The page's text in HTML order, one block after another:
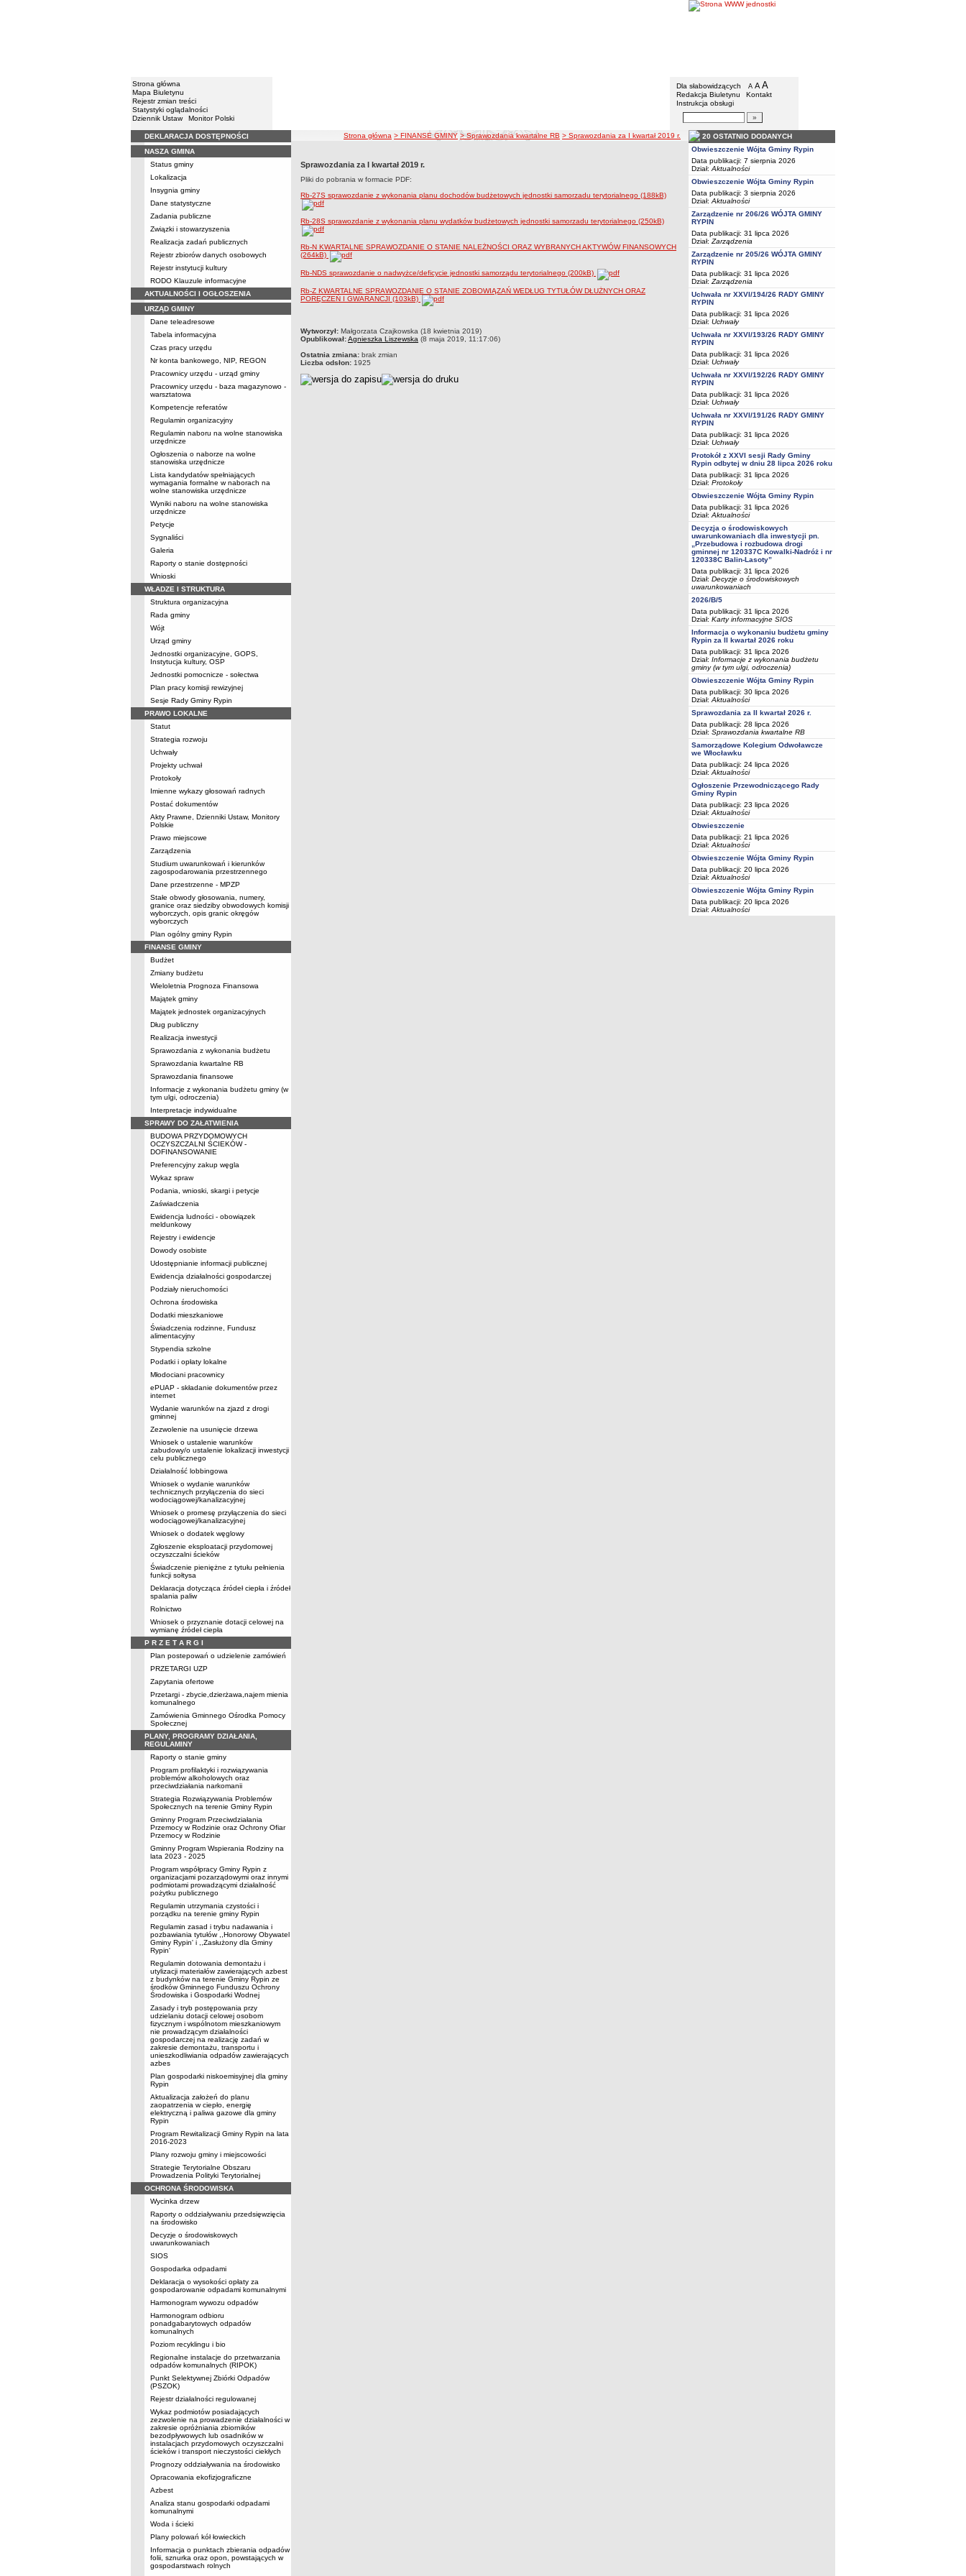
Strona główna
Mapa Biuletynu
Rejestr zmian treści
Statystyki oglądalności
Dziennik Ustaw
Monitor Polski
Gmina Rypin
Menu dodatkowe
Dla słabowidzących A pomniejsz czcionkę
A standardowy rozmiar czcionki
A
Redakcja Biuletynu
Kontakt
Instrukcja obsługi
Wyszukiwarka artykułów
Menu
DEKLARACJA DOSTĘPNOŚCI
NASZA GMINA
Status gminy
Lokalizacja
Insygnia gminy
Dane statystyczne
Zadania publiczne
Związki i stowarzyszenia
Realizacja zadań publicznych
Rejestr zbiorów danych osobowych
Rejestr instytucji kultury
RODO Klauzule informacyjne
AKTUALNOŚCI I OGŁOSZENIA
URZĄD GMINY
Dane teleadresowe
Tabela informacyjna
Czas pracy urzędu
Nr konta bankowego, NIP, REGON
Pracownicy urzędu - urząd gminy
Pracownicy urzędu - baza magazynowo -
warsztatowa
Kompetencje referatów
Regulamin organizacyjny
Regulamin naboru na wolne stanowiska
urzędnicze
Ogłoszenia o naborze na wolne
stanowiska urzędnicze
Lista kandydatów spełniających
wymagania formalne w naborach na
wolne stanowiska urzędnicze
Wyniki naboru na wolne stanowiska
urzędnicze
Petycje
Sygnaliści
Galeria
Raporty o stanie dostępności
Wnioski
WŁADZE I STRUKTURA
Struktura organizacyjna
Rada gminy
Wójt
Urząd gminy
Jednostki organizacyjne, GOPS,
Instytucja kultury, OSP
Jednostki pomocnicze - sołectwa
Plan pracy komisji rewizyjnej
Sesje Rady Gminy Rypin
PRAWO LOKALNE
Statut
Strategia rozwoju
Uchwały
Projekty uchwał
Protokoły
Imienne wykazy głosowań radnych
Postać dokumentów
Akty Prawne, Dzienniki Ustaw, Monitory
Polskie
Prawo miejscowe
Zarządzenia
Studium uwarunkowań i kierunków
zagospodarowania przestrzennego
Dane przestrzenne - MPZP
Stałe obwody głosowania, numery,
granice oraz siedziby obwodowych komisji
wyborczych, opis granic okręgów
wyborczych
Plan ogólny gminy Rypin
FINANSE GMINY
Budżet
Zmiany budżetu
Wieloletnia Prognoza Finansowa
Majątek gminy
Majątek jednostek organizacyjnych
Dług publiczny
Realizacja inwestycji
Sprawozdania z wykonania budżetu
Sprawozdania kwartalne RB
Sprawozdania finansowe
Informacje z wykonania budżetu gminy (w
tym ulgi, odroczenia)
Interpretacje indywidualne
SPRAWY DO ZAŁATWIENIA
BUDOWA PRZYDOMOWYCH
OCZYSZCZALNI ŚCIEKÓW -
DOFINANSOWANIE
Preferencyjny zakup węgla
Wykaz spraw
Podania, wnioski, skargi i petycje
Zaświadczenia
Ewidencja ludności - obowiązek
meldunkowy
Rejestry i ewidencje
Dowody osobiste
Udostępnianie informacji publicznej
Ewidencja działalności gospodarczej
Podziały nieruchomości
Ochrona środowiska
Dodatki mieszkaniowe
Świadczenia rodzinne, Fundusz
alimentacyjny
Stypendia szkolne
Podatki i opłaty lokalne
Młodociani pracownicy
ePUAP - składanie dokumentów przez
internet
Wydanie warunków na zjazd z drogi
gminnej
Zezwolenie na usunięcie drzewa
Wniosek o ustalenie warunków
zabudowy/o ustalenie lokalizacji inwestycji
celu publicznego
Działalność lobbingowa
Wniosek o wydanie warunków
technicznych przyłączenia do sieci
wodociągowej/kanalizacyjnej
Wniosek o promesę przyłączenia do sieci
wodociągowej/kanalizacyjnej
Wniosek o dodatek węglowy
Zgłoszenie eksploatacji przydomowej
oczyszczalni ścieków
Świadczenie pieniężne z tytułu pełnienia
funkcji sołtysa
Deklaracja dotycząca źródeł ciepła i źródeł
spalania paliw
Rolnictwo
Wniosek o przyznanie dotacji celowej na
wymianę źródeł ciepła
P R Z E T A R G I
Plan postepowań o udzielenie zamówień
PRZETARGI UZP
Zapytania ofertowe
Przetargi - zbycie,dzierżawa,najem mienia
komunalnego
Zamówienia Gminnego Ośrodka Pomocy
Społecznej
PLANY, PROGRAMY DZIAŁANIA,
REGULAMINY
Raporty o stanie gminy
Program profilaktyki i rozwiązywania
problemów alkoholowych oraz
przeciwdziałania narkomanii
Strategia Rozwiązywania Problemów
Społecznych na terenie Gminy Rypin
Gminny Program Przeciwdziałania
Przemocy w Rodzinie oraz Ochrony Ofiar
Przemocy w Rodzinie
Gminny Program Wspierania Rodziny na
lata 2023 - 2025
Program współpracy Gminy Rypin z
organizacjami pozarządowymi oraz innymi
podmiotami prowadzącymi działalność
pożytku publicznego
Regulamin utrzymania czystości i
porządku na terenie gminy Rypin
Regulamin zasad i trybu nadawania i
pozbawiania tytułów ,,Honorowy Obywatel
Gminy Rypin' i ,,Zasłużony dla Gminy
Rypin'
Regulamin dotowania demontażu i
utylizacji materiałów zawierających azbest
z budynków na terenie Gminy Rypin ze
środków Gminnego Funduszu Ochrony
Środowiska i Gospodarki Wodnej
Zasady i tryb postępowania przy
udzielaniu dotacji celowej osobom
fizycznym i wspólnotom mieszkaniowym
nie prowadzącym działalności
gospodarczej na realizację zadań w
zakresie demontażu, transportu i
unieszkodliwiania odpadów zawierających
azbes
Plan gospodarki niskoemisyjnej dla gminy
Rypin
Aktualizacja założeń do planu
zaopatrzenia w ciepło, energię
elektryczną i paliwa gazowe dla gminy
Rypin
Program Rewitalizacji Gminy Rypin na lata
2016-2023
Plany rozwoju gminy i miejscowości
Strategie Terytorialne Obszaru
Prowadzenia Polityki Terytorialnej
OCHRONA ŚRODOWISKA
Wycinka drzew
Raporty o oddziaływaniu przedsięwzięcia
na środowisko
Decyzje o środowiskowych
uwarunkowaniach
SIOS
Gospodarka odpadami
Deklaracja o wysokości opłaty za
gospodarowanie odpadami komunalnymi
Harmonogram wywozu odpadów
Harmonogram odbioru
ponadgabarytowych odpadów
komunalnych
Poziom recyklingu i bio
Regionalne instalacje do przetwarzania
odpadów komunalnych (RIPOK)
Punkt Selektywnej Zbiórki Odpadów
(PSZOK)
Rejestr działalności regulowanej
Wykaz podmiotów posiadających
zezwolenie na prowadzenie działalności w
zakresie opróżniania zbiorników
bezodpływowych lub osadników w
instalacjach przydomowych oczyszczalni
ścieków i transport nieczystości ciekłych
Prognozy oddziaływania na środowisko
Opracowania ekofizjograficzne
Azbest
Analiza stanu gospodarki odpadami
komunalnymi
Woda i ścieki
Plany polowań kół łowieckich
Informacja o punktach zbierania odpadów
folii, sznurka oraz opon, powstających w
gospodarstwach rolnych
ścieżka nawigacji
Strona główna > FINANSE GMINY > Sprawozdania kwartalne RB > Sprawozdania za I kwartał 2019 r.
Sprawozdania za I kwartał 2019 r.
Pliki do pobrania w formacie PDF:
Rb-27S sprawozdanie z wykonania planu dochodów budżetowych jednostki samorzadu terytorialnego (188kB)
Rb-28S sprawozdanie z wykonania planu wydatków budżetowych jednostki samorzadu terytorialnego (250kB)
Rb-N KWARTALNE SPRAWOZDANIE O STANIE NALEŻNOŚCI ORAZ WYBRANYCH AKTYWÓW FINANSOWYCH
(264kB)
Rb-NDS sprawozdanie o nadwyżce/deficycie jednostki samorządu terytorialnego (200kB)
Rb-Z KWARTALNE SPRAWOZDANIE O STANIE ZOBOWIĄZAŃ WEDŁUG TYTUŁÓW DŁUŻNYCH ORAZ
PORĘCZEŃ I GWARANCJI (103kB)
metryczka
Wytworzył: Małgorzata Czajkowska (18 kwietnia 2019)
Opublikował:Agnieszka Liszewska (8 maja 2019, 11:17:06)
Ostatnia zmiana: brak zmian
Liczba odsłon: 1925
20 OSTATNIO DODANYCH
Obwieszczenie Wójta Gminy Rypin
Data publikacji: 7 sierpnia 2026
Dział: Aktualności
Obwieszczenie Wójta Gminy Rypin
Data publikacji: 3 sierpnia 2026
Dział: Aktualności
Zarządzenie nr 206/26 WÓJTA GMINY
RYPIN
Data publikacji: 31 lipca 2026
Dział: Zarządzenia
Zarządzenie nr 205/26 WÓJTA GMINY
RYPIN
Data publikacji: 31 lipca 2026
Dział: Zarządzenia
Uchwała nr XXVI/194/26 RADY GMINY
RYPIN
Data publikacji: 31 lipca 2026
Dział: Uchwały
Uchwała nr XXVI/193/26 RADY GMINY
RYPIN
Data publikacji: 31 lipca 2026
Dział: Uchwały
Uchwała nr XXVI/192/26 RADY GMINY
RYPIN
Data publikacji: 31 lipca 2026
Dział: Uchwały
Uchwała nr XXVI/191/26 RADY GMINY
RYPIN
Data publikacji: 31 lipca 2026
Dział: Uchwały
Protokół z XXVI sesji Rady Gminy
Rypin odbytej w dniu 28 lipca 2026 roku
Data publikacji: 31 lipca 2026
Dział: Protokoły
Obwieszczenie Wójta Gminy Rypin
Data publikacji: 31 lipca 2026
Dział: Aktualności
Decyzja o środowiskowych
uwarunkowaniach dla inwestycji pn.
„Przebudowa i rozbudowa drogi
gminnej nr 120337C Kowalki-Nadróż i nr
120338C Balin-Lasoty”
Data publikacji: 31 lipca 2026
Dział: Decyzje o środowiskowych
uwarunkowaniach
2026/B/5
Data publikacji: 31 lipca 2026
Dział: Karty informacyjne SIOS
Informacja o wykonaniu budżetu gminy
Rypin za II kwartał 2026 roku
Data publikacji: 31 lipca 2026
Dział: Informacje z wykonania budżetu
gminy (w tym ulgi, odroczenia)
Obwieszczenie Wójta Gminy Rypin
Data publikacji: 30 lipca 2026
Dział: Aktualności
Sprawozdania za II kwartał 2026 r.
Data publikacji: 28 lipca 2026
Dział: Sprawozdania kwartalne RB
Samorządowe Kolegium Odwoławcze
we Włocławku
Data publikacji: 24 lipca 2026
Dział: Aktualności
Ogłoszenie Przewodniczącego Rady
Gminy Rypin
Data publikacji: 23 lipca 2026
Dział: Aktualności
Obwieszczenie
Data publikacji: 21 lipca 2026
Dział: Aktualności
Obwieszczenie Wójta Gminy Rypin
Data publikacji: 20 lipca 2026
Dział: Aktualności
Obwieszczenie Wójta Gminy Rypin
Data publikacji: 20 lipca 2026
Dział: Aktualności